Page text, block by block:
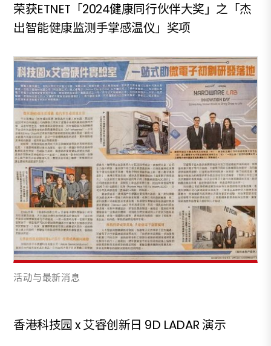
荣获ETNET「2024健康同行伙伴大奖」之「杰
出智能健康监测手掌感温仪」奖项
活动与最新消息
香港科技园 x 艾睿创新日 9D LADAR 演示